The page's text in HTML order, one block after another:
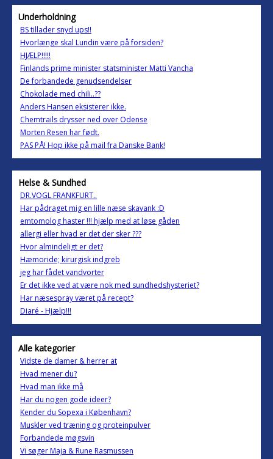
Underholdning
BS tillader snyd ups!!
Hvorlænge skal Lundin være på forsiden?
HJÆLP!!!!!
Finlands prime minister statsminister Matti Vancha
De forbandede genudsendelser
Chokolade med chili..??
Anders Hansen eksisterer ikke.
Chemtrails drysser ned over Odense
Morten Resen har født.
PAS PÅ! Hop ikke på mail fra Danske Bank!
Helse & Sundhed
DR.VOGL FRANKFURT..
Har pådraget mig en lille næse skavank :D
emtomolog haster !!! hjælp med at løse gåden
allergi eller hvad er det der sker ???
Hvor almindeligt er det?
Hæmoride; kirurgisk indgreb
jeg har fådet vandvorter
Er det ikke ved at være nok med sundhedshysteriet?
Har næsespray været på recept?
Diaré - Hjælp!!!
Alle kategorier
Vidste de damer & herrer at
Hvad mener du?
Hvad man ikke må
Har du nogen gode ideer?
Kender du Sopexa i København?
Muskler ved træning og proteinpulver
Forbandede møgsvin
Vi søger Maja & Rune Rasmussen